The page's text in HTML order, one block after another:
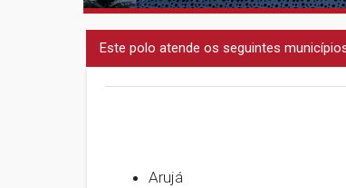
Este polo atende os seguintes
Arujá